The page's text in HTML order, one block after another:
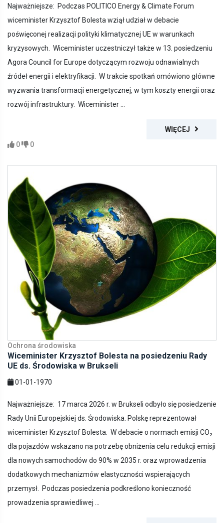
Najważniejsze: Podczas POLITICO Energy & Climate Forum
wiceminister Krzysztof Bolesta wziął udział w debacie
poświęconej realizacji polityki klimatycznej UE w warunkach
kryzysowych. Wiceminister uczestniczył także w 13. posiedzeniu
Agora Council for Europe dotyczącym rozwoju odnawialnych
źródeł energii i elektryfikacji. W trakcie spotkań omówiono główne
wyzwania transformacji energetycznej, w tym koszty energii oraz
rozwój infrastruktury. Wiceminister ...
WIĘCEJ
0
0
Ochrona środowiska
Wiceminister Krzysztof Bolesta na posiedzeniu Rady
UE ds. Środowiska w Brukseli
01-01-1970
Najważniejsze: 17 marca 2026 r. w Brukseli odbyło się posiedzenie
Rady Unii Europejskiej ds. Środowiska. Polskę reprezentował
wiceminister Krzysztof Bolesta. W debacie o normach emisji CO₂
dla pojazdów wskazano na potrzebę obniżenia celu redukcji emisji
dla nowych samochodów do 90% w 2035 r. oraz wprowadzenia
dodatkowych mechanizmów elastyczności wspierających
przemysł. Podczas posiedzenia podkreślono konieczność
prowadzenia sprawiedliwej ...